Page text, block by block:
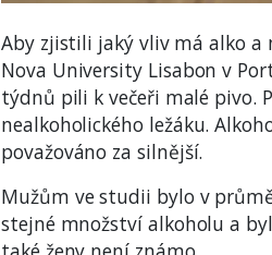
Aby zjistili jaký vliv má alko a
Nova University Lisabon v
týdnů pili k večeři malé pivo.
nealkoholického ležáku.
považováno za silnější.
Mužům ve studii bylo v
stejné množství alkoholu a